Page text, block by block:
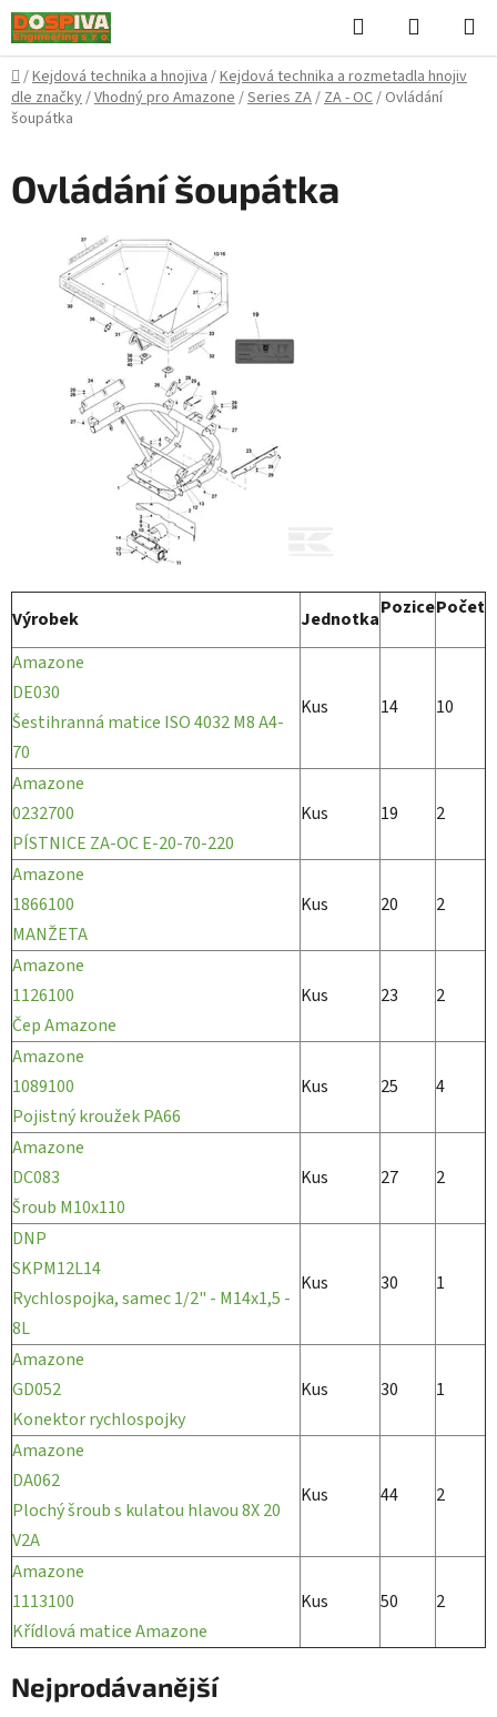
Přejít
na
obsah
Hledat
KOŠÍK
Domů
/Kejdová technika a hnojiva/Kejdová technika a rozmetadla hnojiv
dle značky/Vhodný pro Amazone/Series ZA/ZA - OC/ Ovládání
šoupátka
Ovládání šoupátka
Výrobek JednotkaPozicePočet
Amazone
DE030
Šestihranná matice ISO 4032 M8 A4-
70
Kus 14 10
Amazone
0232700
PÍSTNICE ZA-OC E-20-70-220
Kus 19 2
Amazone
1866100
MANŽETA
Kus 20 2
Amazone
1126100
Čep Amazone
Kus 23 2
Amazone
1089100
Pojistný kroužek PA66
Kus 25 4
Amazone
DC083
Šroub M10x110
Kus 27 2
DNP
SKPM12L14
Rychlospojka, samec 1/2" - M14x1,5 -
8L
Kus 30 1
Amazone
GD052
Konektor rychlospojky
Kus 30 1
Amazone
DA062
Plochý šroub s kulatou hlavou 8X 20
V2A
Kus 44 2
Amazone
1113100
Křídlová matice Amazone
Kus 50 2
Nejprodávanější